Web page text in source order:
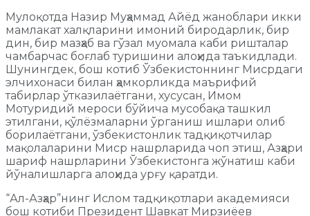
Мулоқотда Назир Муҳаммад Айёд жаноблари икки
мамлакат халқларини имоний биродарлик, бир
дин, бир мазҳаб ва гўзал муомала каби ришталар
чамбарчас боғлаб туришини алоҳида таъкидлади.
Шунингдек, бош котиб Ўзбекистоннинг Мисрдаги
элчихонаси билан ҳамкорликда маърифий
табирлар ўтказилаётгани, хусусан, Имом
Мотуридий мероси бўйича мусобақа ташкил
этилгани, қўлёзмаларни ўрганиш ишлари олиб
борилаётгани, ўзбекистонлик тадқиқотчилар
мақолаларини Миср нашрларида чоп этиш, Азҳари
шариф нашрларини Ўзбекистонга жўнатиш каби
йўналишларга алоҳида урғу қаратди.
“Ал-Азҳар”нинг Ислом тадқиқотлари академияси
бош котиби Президент Шавкат Мирзиёев